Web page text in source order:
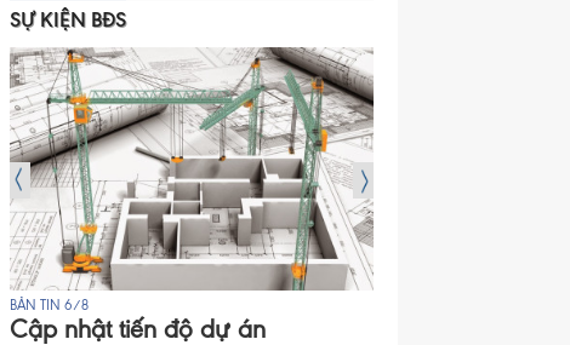
SỰ KIỆN BĐS
BẢN TIN 6/8
Cập nhật tiến độ dự án